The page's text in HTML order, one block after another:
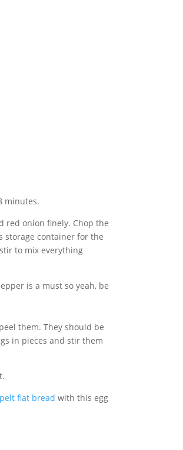
minutes.
red onion finely. Chop the
storage container for the
to mix everything
is a must so yeah, be
them. They should be
in pieces and stir them
flat bread with this egg